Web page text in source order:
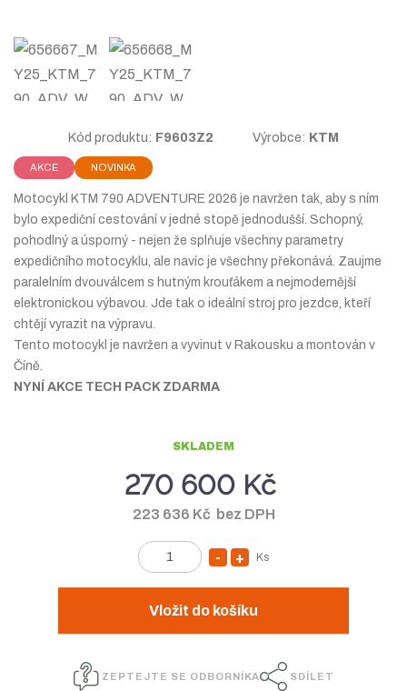
Kód produktu: F9603Z2 Výrobce: KTM
AKCE NOVINKA
Motocykl KTM 790 ADVENTURE 2026 je navržen tak, aby s ním
bylo expediční cestování v jedné stopě jednodušší. Schopný,
pohodlný a úsporný - nejen že splňuje všechny parametry
expedičního motocyklu, ale navíc je všechny překonává. Zaujme
paralelním dvouválcem s hutným krouťákem a nejmodernější
elektronickou výbavou. Jde tak o ideální stroj pro jezdce, kteří
chtějí vyrazit na výpravu.
Tento motocykl je navržen a vyvinut v Rakousku a montován v
Číně.
NYNÍ AKCE TECH PACK ZDARMA
270 600 Kč
223 636 Kč bez DPH
SKLADEM
Z
m
ě
t
N
a
v
ý
i
S
n
í
ž
t
Ks
Vložit do košíku
ZEPTEJTE SE ODBORNÍKA SDÍLET